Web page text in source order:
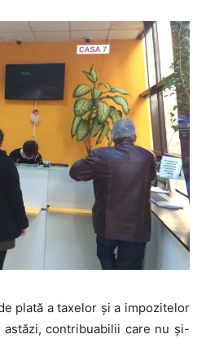
plată a taxelor și a impozitelor
contribuabilii care nu și-